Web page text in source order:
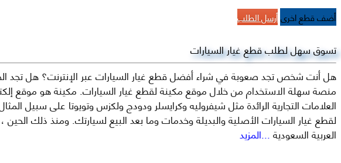
أضف قطع اخرىأرسل الطلب
تسوق سهل لطلب قطع غيار السيارات
هل أنت شخص تجد صعوبة في شراء أفضل قطع غيار السيارات عبر الإنترنت؟ هل تجد
منصة سهلة الاستخدام من خلال موقع مكينة لقطع غيار السيارات. مكينة هو موقع
العربية السعودية...المزيد